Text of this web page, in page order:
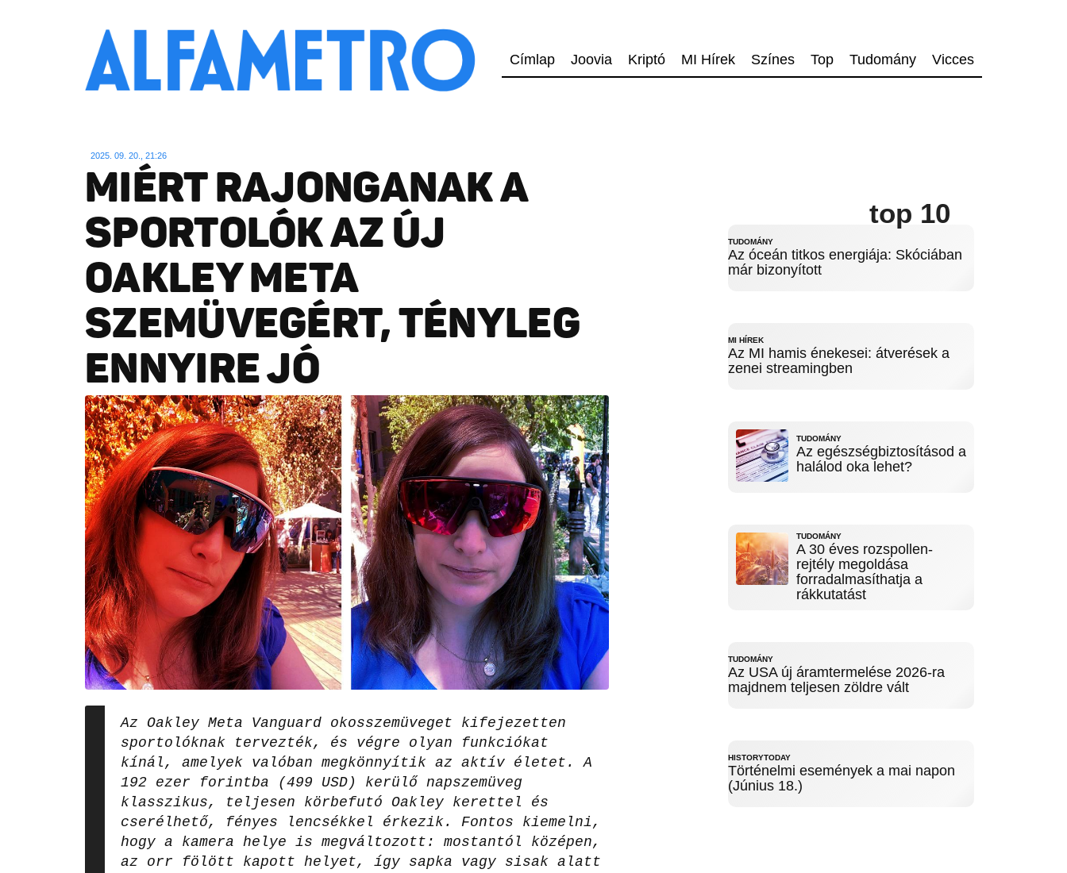
Címlap Joovia Kriptó MI Hírek Színes Top Tudomány Vicces
2025. 09. 20., 21:26
MIÉRT RAJONGANAK A
SPORTOLÓK AZ ÚJ
OAKLEY META
SZEMÜVEGÉRT, TÉNYLEG
ENNYIRE JÓ
Az Oakley Meta Vanguard okosszemüveget kifejezetten
sportolóknak tervezték, és végre olyan funkciókat
kínál, amelyek valóban megkönnyítik az aktív életet. A
192 ezer forintba (499 USD) kerülő napszemüveg
klasszikus, teljesen körbefutó Oakley kerettel és
cserélhető, fényes lencsékkel érkezik. Fontos kiemelni,
hogy a kamera helye is megváltozott: mostantól középen,
az orr fölött kapott helyet, így sapka vagy sisak alatt
top 10
TUDOMÁNY
Az óceán titkos energiája: Skóciában
már bizonyított
MI HÍREK
Az MI hamis énekesei: átverések a
zenei streamingben
TUDOMÁNY
Az egészségbiztosításod a
halálod oka lehet?
TUDOMÁNY
A 30 éves rozspollen-
rejtély megoldása
forradalmasíthatja a
rákkutatást
TUDOMÁNY
Az USA új áramtermelése 2026-ra
majdnem teljesen zöldre vált
HISTORYTODAY
Történelmi események a mai napon
(Június 18.)